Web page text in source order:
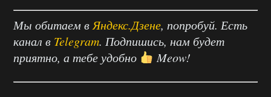
Мы обитаем вЯндекс.Дзене, попробуй. Есть
канал в Telegram. Подпишись, нам будет
приятно, а тебе удобно
Meow!